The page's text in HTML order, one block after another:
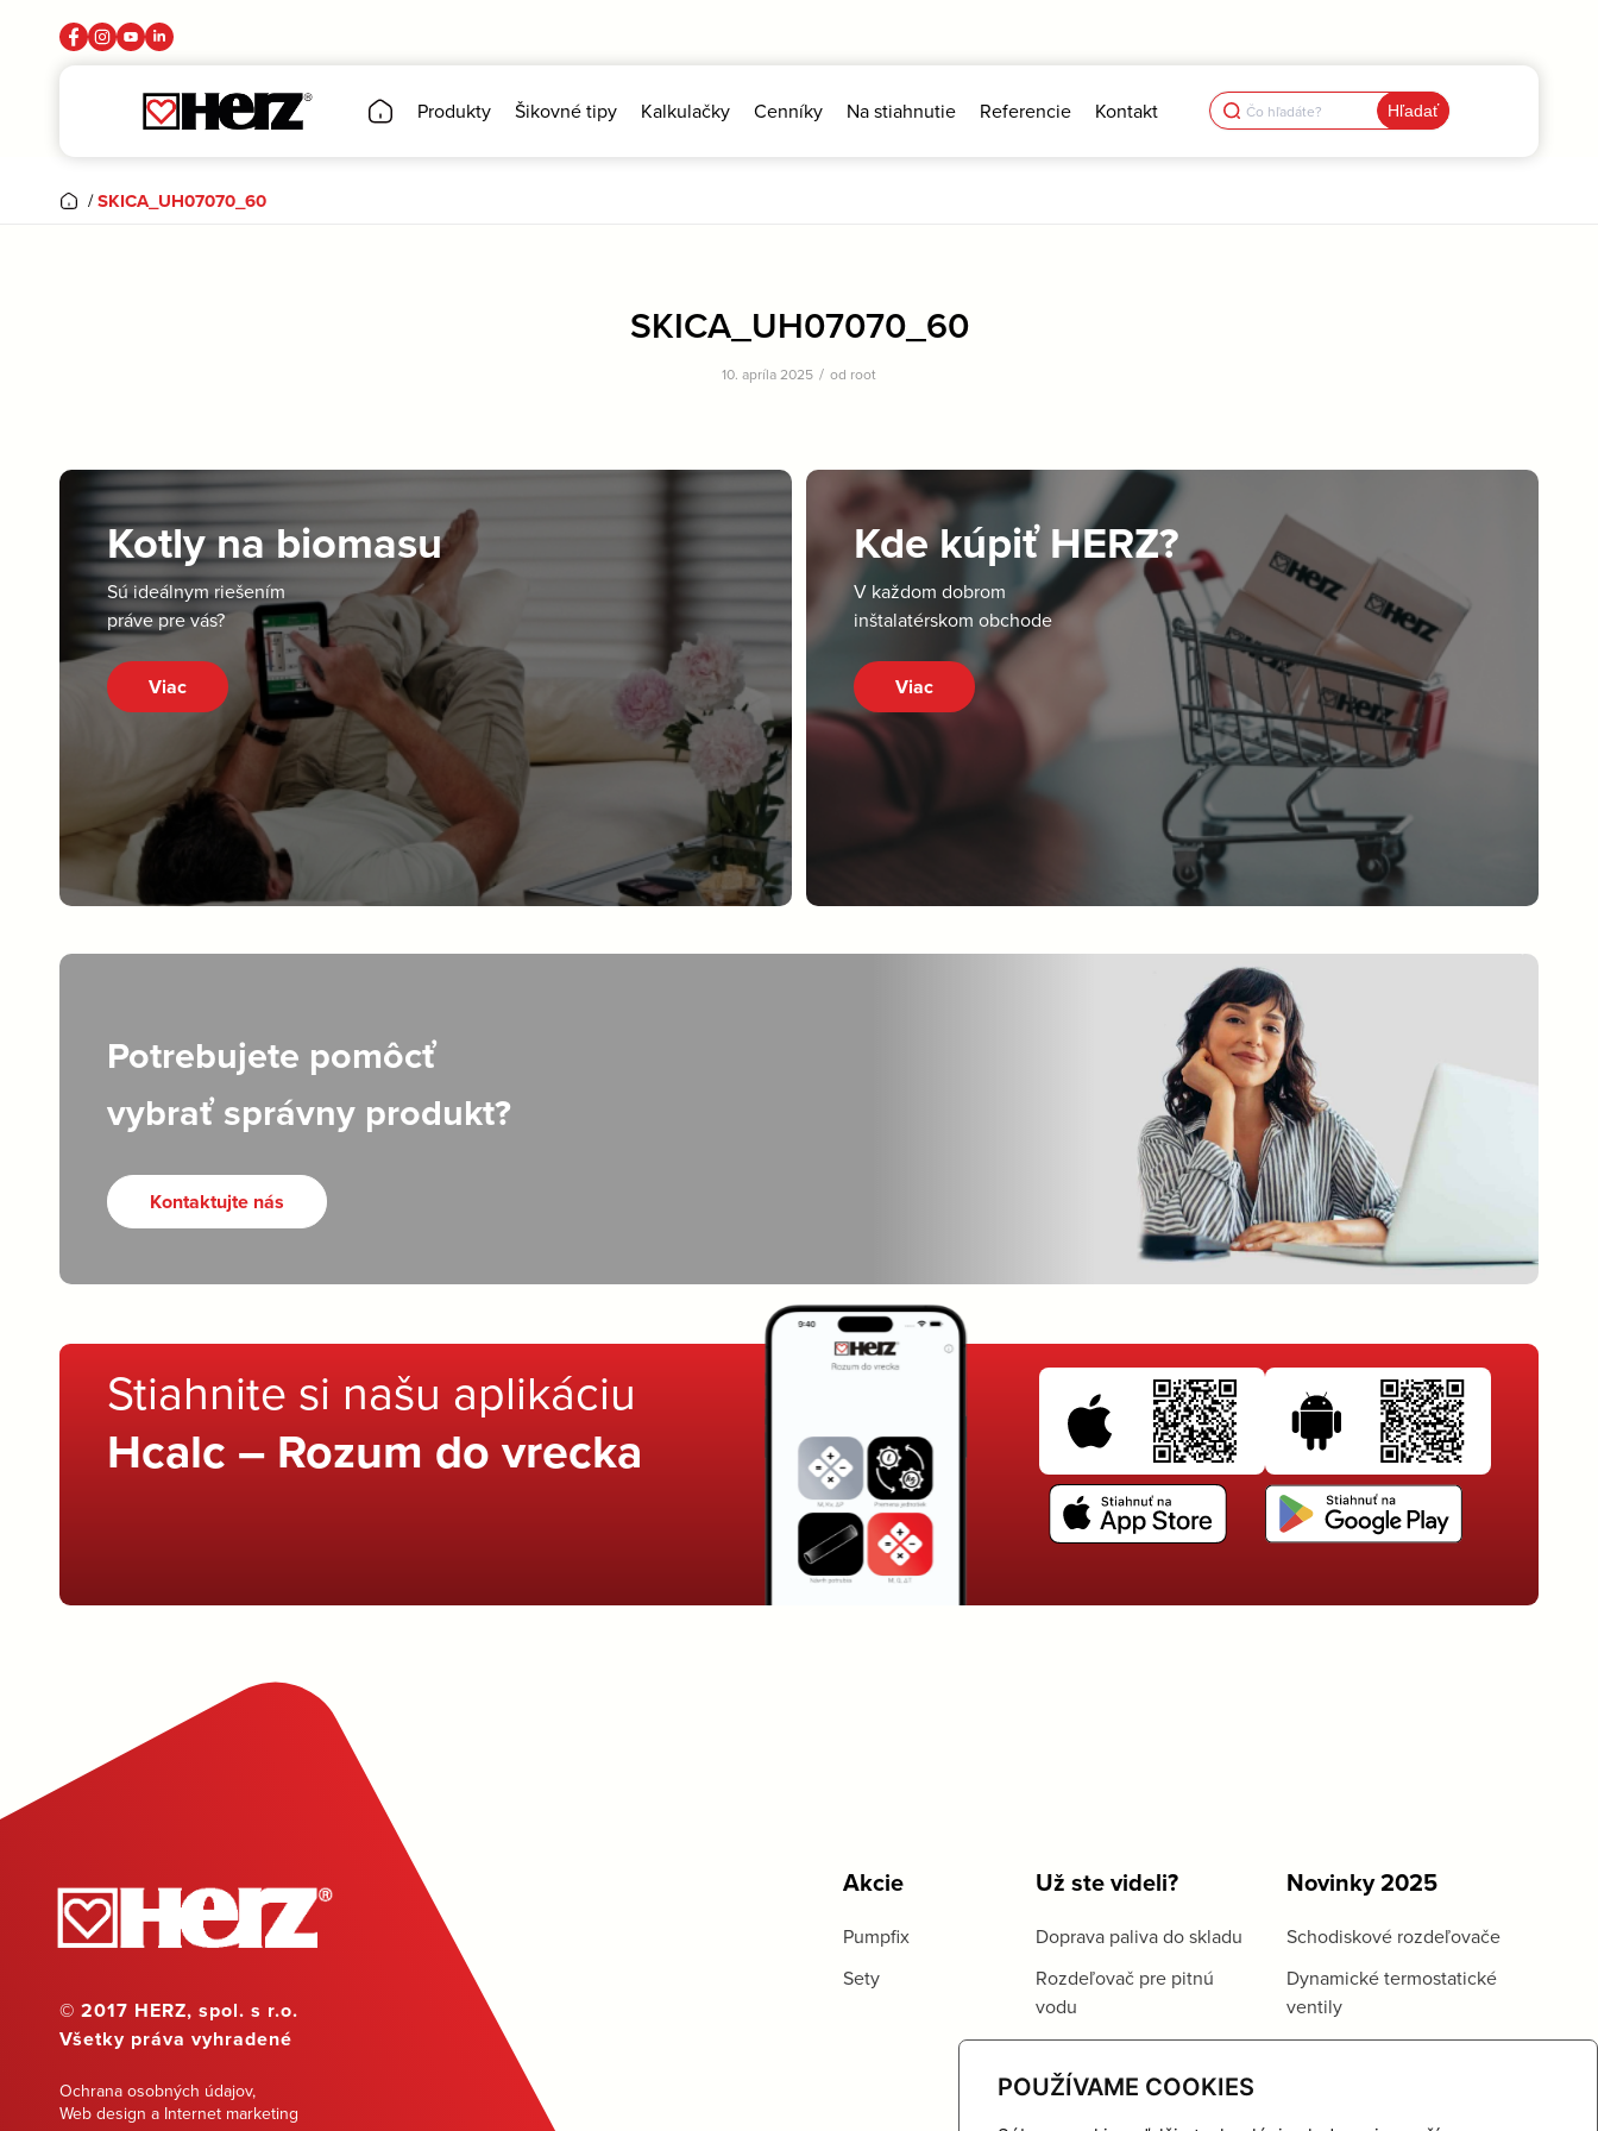
POUŽÍVAME COOKIES
Produkty Šikovné tipy Kalkulačky Cenníky Na stiahnutie Referencie Kontakt Search
for:
/SKICA_UH07070_60
SKICA_UH07070_60
10. apríla 2025 / od root
Kotly na biomasu
Sú ideálnym riešením
práve pre vás?
Viac
Kde kúpiť HERZ?
V každom dobrom
inštalatérskom obchode
Viac
Potrebujete pomôcť
vybrať správny produkt?
Kontaktujte nás
Stiahnite si našu aplikáciu
Hcalc – Rozum do vrecka
© 2017 HERZ, spol. s r.o.
Všetky práva vyhradené
Ochrana osobných údajov,
Web design a Internet marketing
Akcie
Pumpfix
Sety
Už ste videli?
Doprava paliva do skladu
Rozdeľovač pre pitnú
vodu
Novinky 2025
Schodiskové rozdeľovače
Dynamické termostatické
ventily